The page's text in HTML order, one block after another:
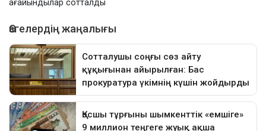
ағайындылар сотталды